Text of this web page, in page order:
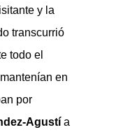
y la
transcurrió
todo el
en
por
Agustí a